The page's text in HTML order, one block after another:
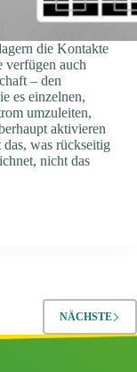
die Kontakte
verfügen auch
– den
es einzelnen,
umzuleiten,
aktivieren
was rückseitig
nicht das
NÄCHSTE